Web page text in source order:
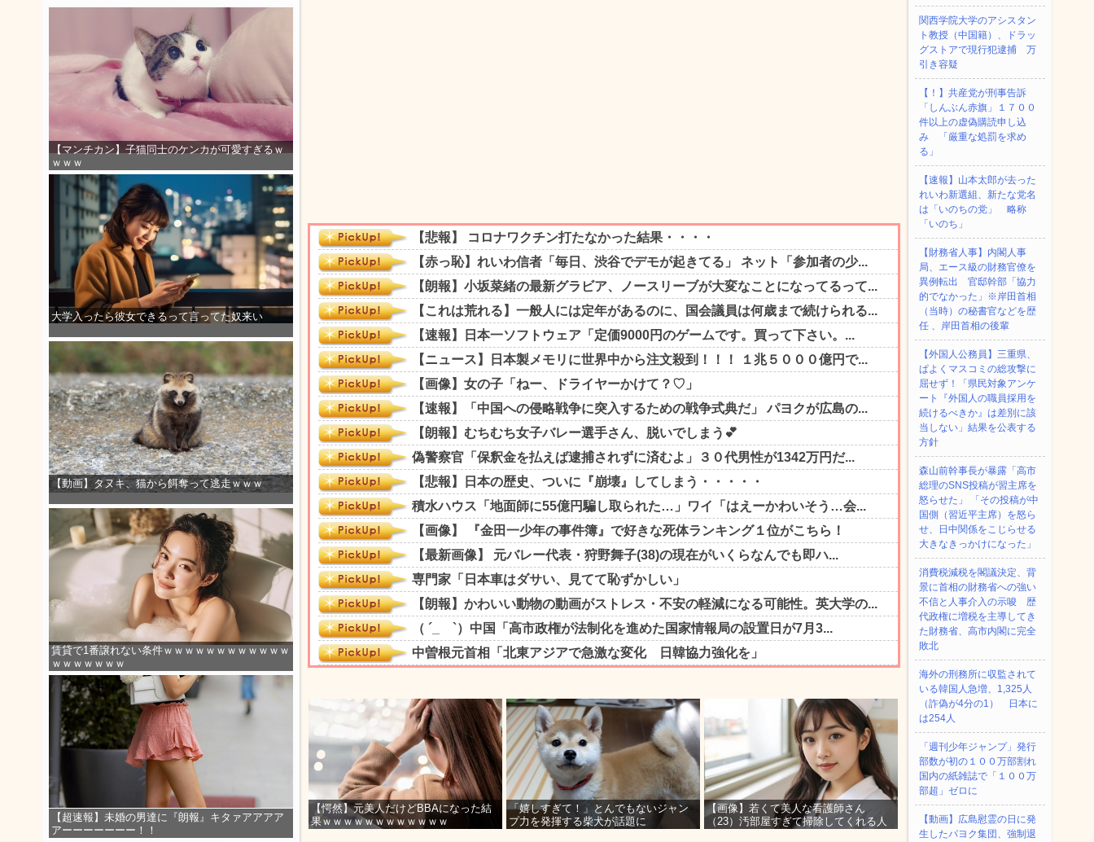
【マンチカン】子猫同士のケンカが可愛すぎるｗ
ｗｗｗ
大学入ったら彼女できるって言ってた奴来い
【動画】タヌキ、猫から餌奪って逃走ｗｗｗ
賃貸で1番譲れない条件ｗｗｗｗｗｗｗｗｗｗｗｗ
ｗｗｗｗｗｗｗ
【超速報】未婚の男達に『朗報』キタァアアアア
アーーーーーーー！！
【愕然】元美人だけどBBAになった結
果ｗｗｗｗｗｗｗｗｗｗｗｗ
「嬉しすぎて！」とんでもないジャン
プ力を発揮する柴犬が話題に
【画像】若くて美人な看護師さん
（23）汚部屋すぎて掃除してくれる人
関西学院大学のアシスタン
ト教授（中国籍）、ドラッ
グストアで現行犯逮捕 万
引き容疑
【！】共産党が刑事告訴
「しんぶん赤旗」１７００
件以上の虚偽購読申し込
み 「厳重な処罰を求め
る」
【速報】山本太郎が去った
れいわ新選組、新たな党名
は「いのちの党」 略称
「いのち」
【財務省人事】内閣人事
局、エース級の財務官僚を
異例転出 官邸幹部「協力
的でなかった」※岸田首相
（当時）の秘書官などを歴
任 、岸田首相の後輩
【外国人公務員】三重県、
ぱよくマスコミの総攻撃に
屈せず！「県民対象アンケ
ート『外国人の職員採用を
続けるべきか』は差別に該
当しない」結果を公表する
方針
森山前幹事長が暴露「高市
総理のSNS投稿が習主席を
怒らせた」 「その投稿が中
国側（習近平主席）を怒ら
せ、日中関係をこじらせる
大きなきっかけになった」
消費税減税を閣議決定、背
景に首相の財務省への強い
不信と人事介入の示唆 歴
代政権に増税を主導してき
た財務省、高市内閣に完全
敗北
海外の刑務所に収監されて
いる韓国人急増、1,325人
（詐偽が4分の1） 日本に
は254人
「週刊少年ジャンプ」発行
部数が初の１００万部割れ
国内の紙雑誌で「１００万
部超」ゼロに
【動画】広島慰霊の日に発
生したパヨク集団、強制退